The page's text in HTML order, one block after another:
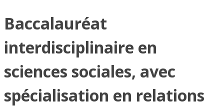
Baccalauréat
interdisciplinaire en
sciences sociales, avec
spécialisation en relations